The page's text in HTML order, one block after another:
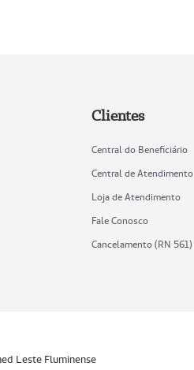
Clientes
Central do Beneficiário
Central de Atendimento
Loja de Atendimento
Fale Conosco
Cancelamento (RN 561)
Leste Fluminense